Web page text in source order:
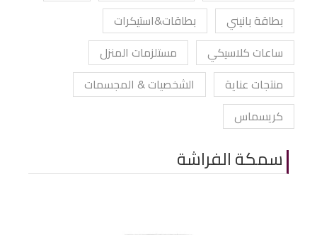
بطاقة بانيني
بطاقات&استيكرات
ساعات كلاسيكي
مستلزمات المنزل
منتجات عناية
الشخصيات & المجسمات
كريسماس
سمكة الفراشة